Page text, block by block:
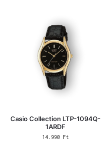
Casio Collection LTP-1094Q-
1ARDF
14.990 Ft